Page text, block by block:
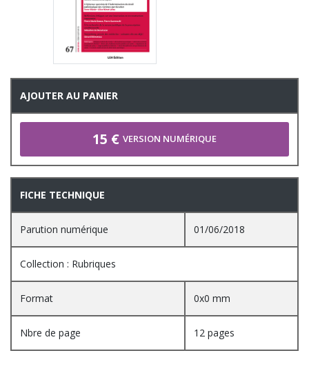
AJOUTER AU PANIER
15 € VERSION NUMÉRIQUE
FICHE TECHNIQUE
Parution numérique 01/06/2018
Collection : Rubriques
Format 0x0 mm
Nbre de page 12 pages